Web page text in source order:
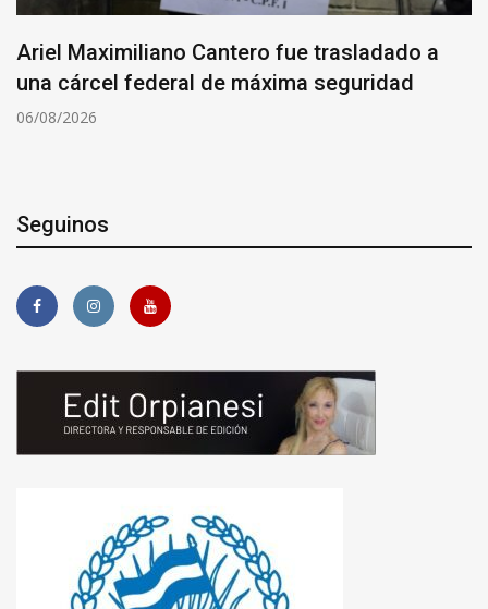
Ariel Maximiliano Cantero fue trasladado a
una cárcel federal de máxima seguridad
06/08/2026
Seguinos